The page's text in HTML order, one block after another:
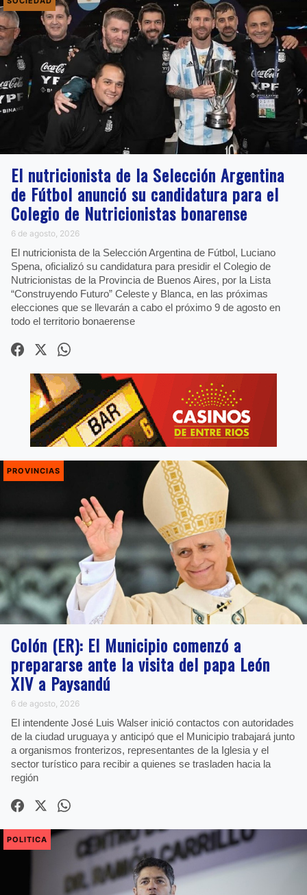
El nutricionista de la Selección Argentina
de Fútbol anunció su candidatura para el
Colegio de Nutricionistas bonarense
6 de agosto, 2026
El nutricionista de la Selección Argentina de Fútbol, Luciano
Spena, oficializó su candidatura para presidir el Colegio de
Nutricionistas de la Provincia de Buenos Aires, por la Lista
“Construyendo Futuro” Celeste y Blanca, en las próximas
elecciones que se llevarán a cabo el próximo 9 de agosto en
todo el territorio bonaerense
PROVINCIAS
Colón (ER): El Municipio comenzó a
prepararse ante la visita del papa León
XIV a Paysandú
6 de agosto, 2026
El intendente José Luis Walser inició contactos con autoridades
de la ciudad uruguaya y anticipó que el Municipio trabajará junto
a organismos fronterizos, representantes de la Iglesia y el
sector turístico para recibir a quienes se trasladen hacia la
región
POLITICA